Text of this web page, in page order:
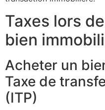
Taxes lors de
bien
Acheter un
Taxe de
(ITP)